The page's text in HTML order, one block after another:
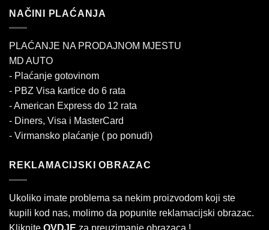
NAČINI PLAĆANJA
PLAĆANJE NA PRODAJNOM MJESTU
MD AUTO
- Plaćanje gotovinom
- PBZ Visa kartice do 6 rata
- American Express do 12 rata
- Diners, Visa i MasterCard
- Virmansko plaćanje ( po ponudi)
REKLAMACIJSKI OBRAZAC
Ukoliko imate problema sa nekim proizvodom koji ste
kupili kod nas, molimo da popunite reklamacijski obrazac.
Kliknite OVDJE za preuzimanje obrazaca !